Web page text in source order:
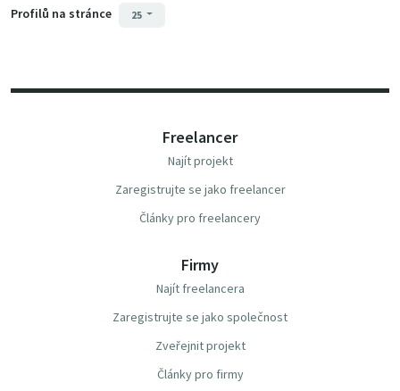
Profilů na stránce 25
Freelancer
Najít projekt
Zaregistrujte se jako freelancer
Články pro freelancery
Firmy
Najít freelancera
Zaregistrujte se jako společnost
Zveřejnit projekt
Články pro firmy